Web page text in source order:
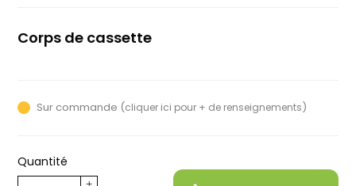
Corps de cassette
Sur commande (cliquer ici pour + de renseignements)
Quantité